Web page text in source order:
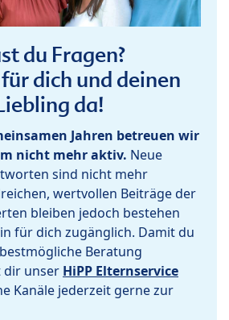
du Fragen?
dich und deinen
da!
Jahren betreuen wir
nicht mehr aktiv. Neue
sind nicht mehr
wertvollen Beiträge der
bleiben jedoch bestehen
für dich zugänglich. Damit du
Beratung
dir unser HiPP Elternservice
Kanäle jederzeit gerne zur